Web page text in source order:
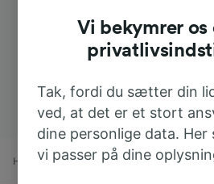
Hjem Togtider Puerto de Santa María
Vi bekymrer os
Tak, fordi du sætter din
ved, at det er et stort
dine personlige data. Her
vi passer på dine